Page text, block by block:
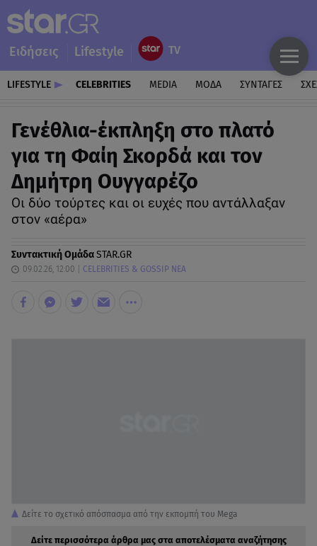
Ειδήσεις Lifestyle
LIFESTYLE CELEBRITIES MEDIA ΜΟΔΑ ΣΥΝΤΑΓΕΣ
Γενέθλια-έκπληξη στο πλατό
για τη Φαίη Σκορδά και τον
Δημήτρη Ουγγαρέζο
Οι δύο τούρτες και οι ευχές που αντάλλαξαν
στον «αέρα»
Συντακτική ΟμάδαSTAR.GR
09.02.26, 12:00 CELEBRITIES & GOSSIP ΝΕΑ
Δείτε το σχετικό απόσπασμα από την εκπομπή του Mega
Δείτε περισσότερα άρθρα μας στα αποτελέσματα αναζήτησης